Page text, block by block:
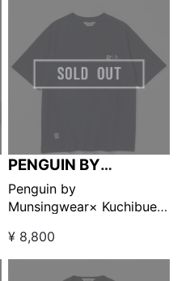
PENGUIN BY
MUNSINGWEAR
Penguin by
Munsingwear× Kuchibue
付きTシャツ ネイビー
【GO/LOOK!限定販売】
¥ 8,800